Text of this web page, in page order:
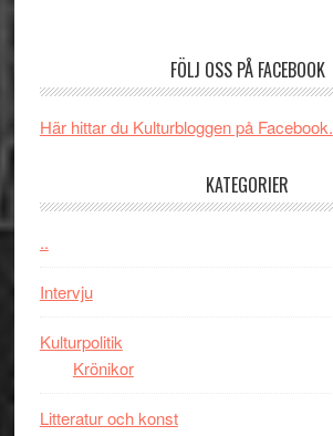
FÖLJ OSS PÅ FACEBOOK
Här hittar du Kulturbloggen på Facebook.
KATEGORIER
..
Intervju
Kulturpolitik
Krönikor
Litteratur och konst